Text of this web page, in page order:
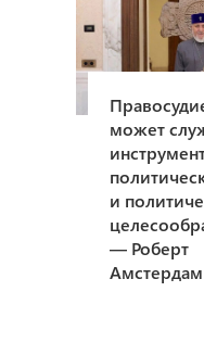
может
и
— Роберт
Амстердам